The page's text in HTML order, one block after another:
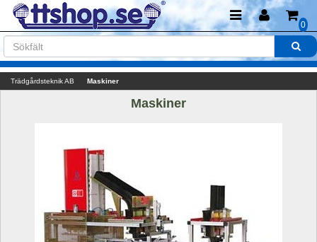
0
Trädgårdsteknik AB Maskiner
Maskiner